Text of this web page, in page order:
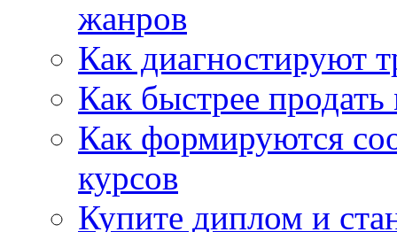
жанров
Как диагностируют
Как быстрее
Как формируются
курсов
Купите диплом и